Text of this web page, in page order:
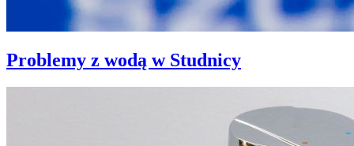
Problemy z wodą w Studnicy